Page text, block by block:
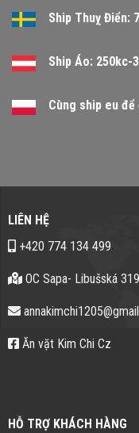
Ship Thuỵ Điển:
Ship Áo: 250kc-
Cùng ship eu
LIÊN HỆ
+420 774 134 499
OC Sapa- Libušská
Ăn vặt Kim Chi Cz
HỖ TRỢ KHÁCH HÀNG